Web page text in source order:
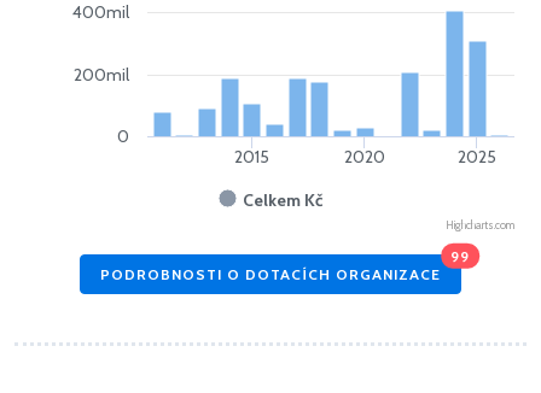
Celkem Kč
2015 2020 2025
0
200mil
400mil
Highcharts.com
PODROBNOSTI O DOTACÍCH ORGANIZACE
99